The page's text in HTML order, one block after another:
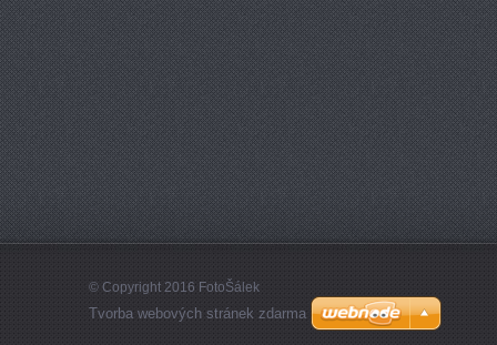
© Copyright 2016 FotoŠálek
Tvorba webových stránek zdarma